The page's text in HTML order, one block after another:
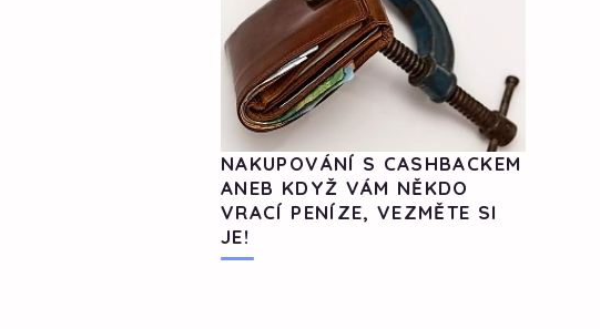
NAKUPOVÁNÍ S CASHBACKEM
ANEB KDYŽ VÁM NĚKDO
VRACÍ PENÍZE, VEZMĚTE SI
JE!